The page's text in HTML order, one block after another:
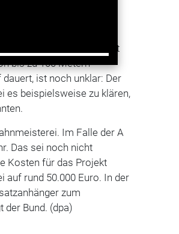
Medien darüber
ein Stahlrohrrahmen mit
bis zu 100 Metern
ist noch unklar: Der
es beispielsweise zu klären,
Im Falle der A
Das sei noch nicht
Kosten für das Projekt
auf rund 50.000 Euro. In der
zum
Bund. (dpa)